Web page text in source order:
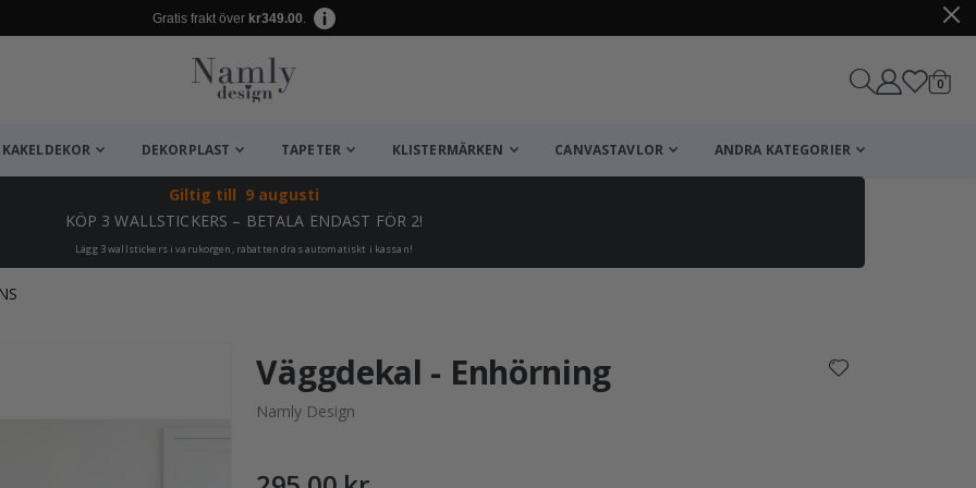
Gratis frakt över kr349.00.
0
KAKELDEKOR DEKORPLAST TAPETER KLISTERMÄRKEN CANVASTAVLOR ANDRA KATEGORIER
Giltig till 9 augusti
KÖP 3 WALLSTICKERS – BETALA ENDAST FÖR 2!
Lägg 3 wallstickers i varukorgen, rabatten dras automatiskt i kassan!
Väggdekal - Enhörning
Namly Design